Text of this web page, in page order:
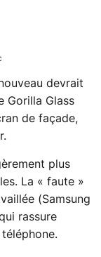
devrait
Gorilla Glass
de façade,
plus
La « faute »
(Samsung
rassure